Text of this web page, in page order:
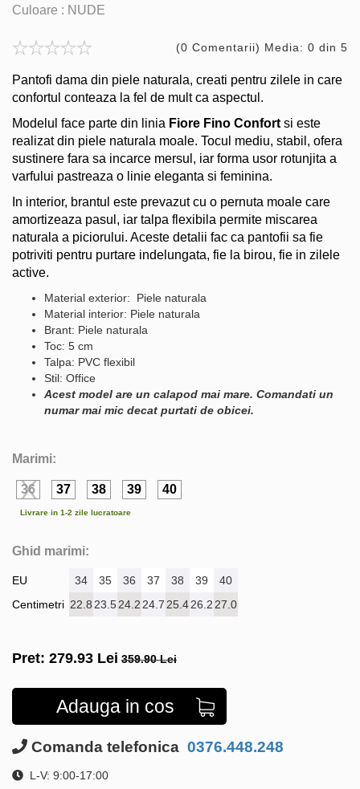
Culoare : NUDE
(0 Comentarii) Media: 0 din 5
Pantofi dama din piele naturala, creati pentru zilele in care
confortul conteaza la fel de mult ca aspectul.
Modelul face parte din linia Fiore Fino Confort si este
realizat din piele naturala moale. Tocul mediu, stabil, ofera
sustinere fara sa incarce mersul, iar forma usor rotunjita a
varfului pastreaza o linie eleganta si feminina.
In interior, brantul este prevazut cu o pernuta moale care
amortizeaza pasul, iar talpa flexibila permite miscarea
naturala a piciorului. Aceste detalii fac ca pantofii sa fie
potriviti pentru purtare indelungata, fie la birou, fie in zilele
active.
Material exterior: Piele naturala
Material interior: Piele naturala
Brant: Piele naturala
Toc: 5 cm
Talpa: PVC flexibil
Stil: Office
Acest model are un calapod mai mare. Comandati un
numar mai mic decat purtati de obicei.
Marimi:
36 37 38 39 40
Livrare in 1-2 zile lucratoare
Ghid marimi:
EU
Centimetri
34 35 36 37 38 39
40
22.8 23.524.2 24.7 25.426.2 27.0
Pret: 279.93 Lei 359.90 Lei
Adauga in cos
Comanda telefonica 0376.448.248
L-V: 9:00-17:00